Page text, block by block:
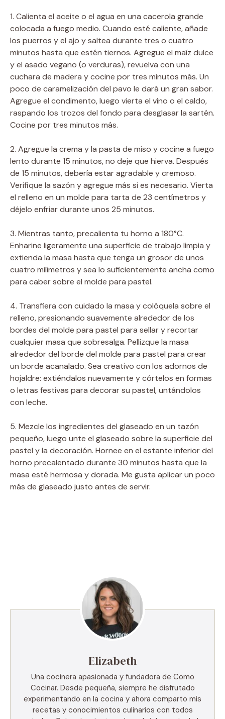
1. Calienta el aceite o el agua en una cacerola grande
colocada a fuego medio. Cuando esté caliente, añade
los puerros y el ajo y saltea durante tres o cuatro
minutos hasta que estén tiernos. Agregue el maíz dulce
y el asado vegano (o verduras), revuelva con una
cuchara de madera y cocine por tres minutos más. Un
poco de caramelización del pavo le dará un gran sabor.
Agregue el condimento, luego vierta el vino o el caldo,
raspando los trozos del fondo para desglasar la sartén.
Cocine por tres minutos más.
2. Agregue la crema y la pasta de miso y cocine a fuego
lento durante 15 minutos, no deje que hierva. Después
de 15 minutos, debería estar agradable y cremoso.
Verifique la sazón y agregue más si es necesario. Vierta
el relleno en un molde para tarta de 23 centímetros y
déjelo enfriar durante unos 25 minutos.
3. Mientras tanto, precalienta tu horno a 180°C.
Enharine ligeramente una superficie de trabajo limpia y
extienda la masa hasta que tenga un grosor de unos
cuatro milímetros y sea lo suficientemente ancha como
para caber sobre el molde para pastel.
4. Transfiera con cuidado la masa y colóquela sobre el
relleno, presionando suavemente alrededor de los
bordes del molde para pastel para sellar y recortar
cualquier masa que sobresalga. Pellizque la masa
alrededor del borde del molde para pastel para crear
un borde acanalado. Sea creativo con los adornos de
hojaldre: extiéndalos nuevamente y córtelos en formas
o letras festivas para decorar su pastel, untándolos
con leche.
5. Mezcle los ingredientes del glaseado en un tazón
pequeño, luego unte el glaseado sobre la superficie del
pastel y la decoración. Hornee en el estante inferior del
horno precalentado durante 30 minutos hasta que la
masa esté hermosa y dorada. Me gusta aplicar un poco
más de glaseado justo antes de servir.
Elizabeth
Una cocinera apasionada y fundadora de Como
Cocinar. Desde pequeña, siempre he disfrutado
experimentando en la cocina y ahora comparto mis
recetas y conocimientos culinarios con todos